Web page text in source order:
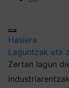
Hasiera
Laguntzak eta
Zertan lagun